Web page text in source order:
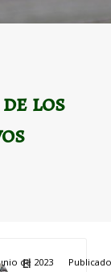
los
de 2023
El